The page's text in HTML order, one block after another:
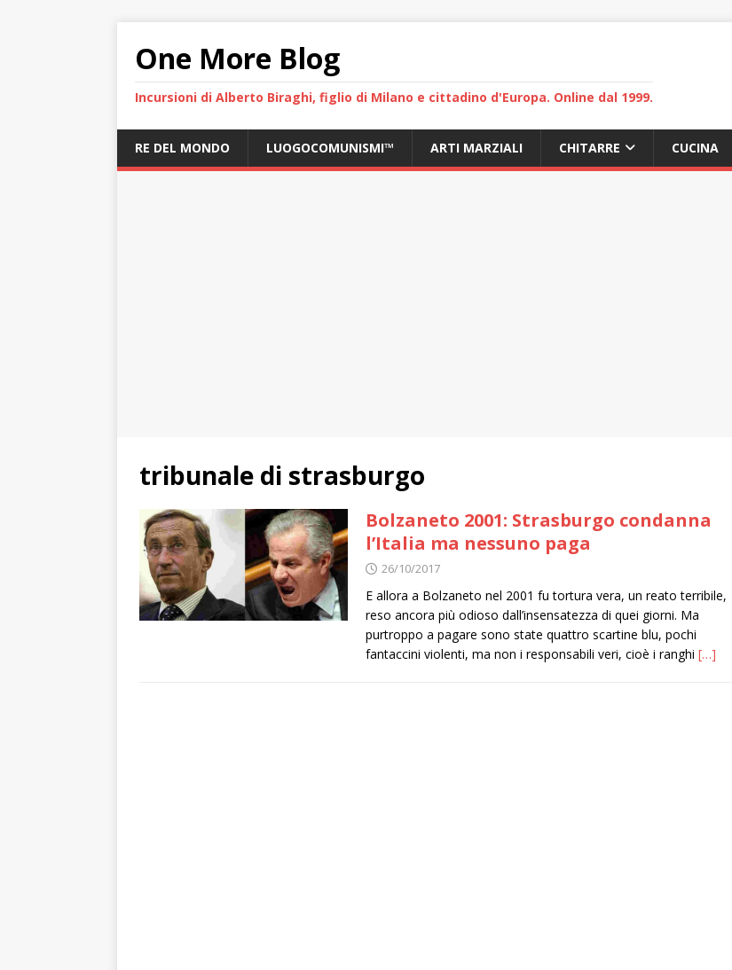
One More Blog
Incursioni di Alberto Biraghi, figlio di Milano e cittadino d'Europa. Online dal 1999.
RE DEL MONDO LUOGOCOMUNISMI™ ARTI MARZIALI CHITARRE CUCINA
tribunale di strasburgo
Bolzaneto 2001: Strasburgo condanna
l’Italia ma nessuno paga
26/10/2017
E allora a Bolzaneto nel 2001 fu tortura vera, un reato terribile,
reso ancora più odioso dall’insensatezza di quei giorni. Ma
purtroppo a pagare sono state quattro scartine blu, pochi
fantaccini violenti, ma non i responsabili veri, cioè i ranghi […]